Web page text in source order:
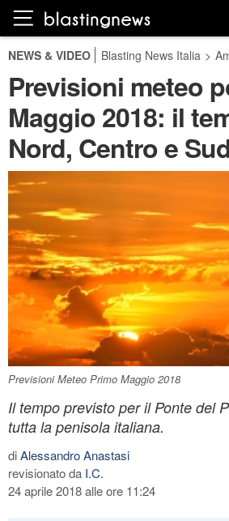
NEWS & VIDEO Blasting News Italia >
Previsioni meteo
Maggio 2018: il
Nord, Centro e
Previsioni Meteo Primo Maggio 2018
Il tempo previsto per il Ponte del
tutta la penisola italiana.
diAlessandro Anastasi
revisionato da I.C.
24 aprile 2018 alle ore 11:24